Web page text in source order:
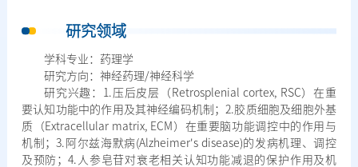
研究领域
学科专业：药理学
研究方向：神经药理/神经科学
研究兴趣：1.压后皮层（Retrosplenial cortex, RSC）在重
要认知功能中的作用及其神经编码机制；2.胶质细胞及细胞外基
质（Extracellular matrix, ECM）在重要脑功能调控中的作用与
机制；3.阿尔兹海默病(Alzheimer's disease)的发病机理、调控
及预防；4.人参皂苷对衰老相关认知功能减退的保护作用及机